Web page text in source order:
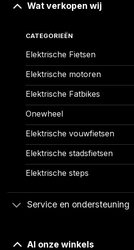
Wat verkopen wij
CATEGORIEËN
Elektrische Fietsen
Elektrische motoren
Elektrische Fatbikes
Onewheel
Elektrische vouwfietsen
Elektrische stadsfietsen
Elektrische steps
Service en ondersteuning
Al onze winkels